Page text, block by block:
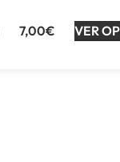
7,00€ VER